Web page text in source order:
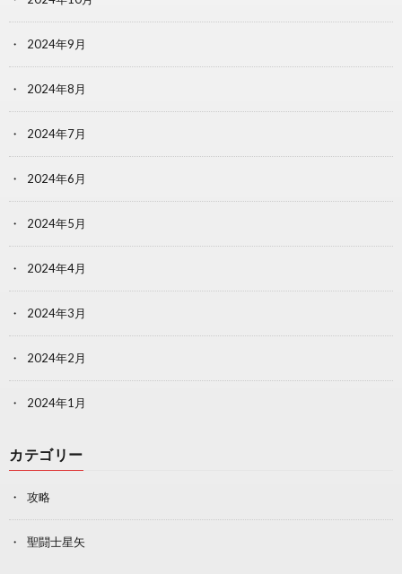
2024年9月
2024年8月
2024年7月
2024年6月
2024年5月
2024年4月
2024年3月
2024年2月
2024年1月
カテゴリー
攻略
聖闘士星矢